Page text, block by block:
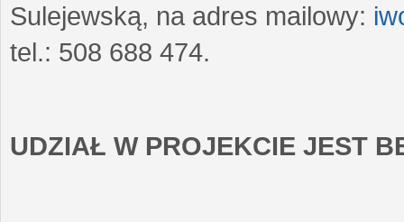
Sulejewską, na adres mailowy:
tel.: 508 688 474.
UDZIAŁ W PROJEKCIE JEST